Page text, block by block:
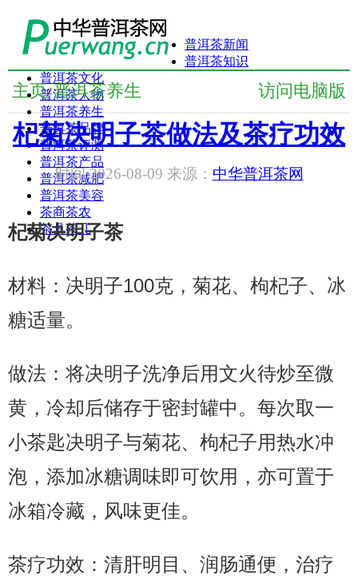
普洱茶新闻
普洱茶知识
普洱茶文化
普洱茶人物
普洱茶养生
普洱茶品牌
普洱茶评测
普洱茶产品
普洱茶减肥
普洱茶美容
茶商茶农
茶具茶几
访问电脑版
主页/ 普洱茶养生
杞菊决明子茶做法及茶疗功效
时间:2026-08-09 来源： 中华普洱茶网
杞菊决明子茶
材料：决明子100克，菊花、枸杞子、冰
糖适量。
做法：将决明子洗净后用文火待炒至微
黄，冷却后储存于密封罐中。每次取一
小茶匙决明子与菊花、枸杞子用热水冲
泡，添加冰糖调味即可饮用，亦可置于
冰箱冷藏，风味更佳。
茶疗功效：清肝明目、润肠通便，治疗